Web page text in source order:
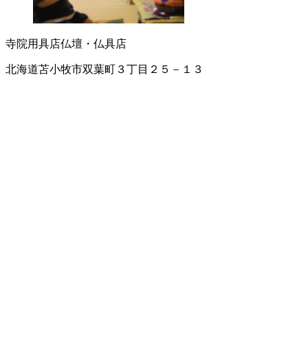
寺院用具店仏壇・仏具店
北海道苫小牧市双葉町３丁目２５－１３